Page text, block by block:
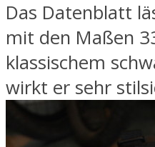
Das Datenblatt
mit den Maßen
klassischem
wirkt er sehr